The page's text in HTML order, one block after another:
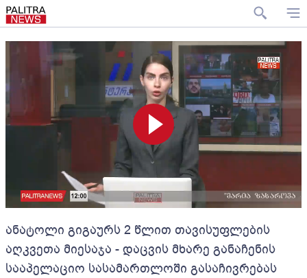
ანატოლი გიგაურს 2 წლით თავისუფლების
აღკვეთა მიესაჯა - დაცვის მხარე განაჩენის
სააპელაციო სასამართლოში გასაჩივრებას